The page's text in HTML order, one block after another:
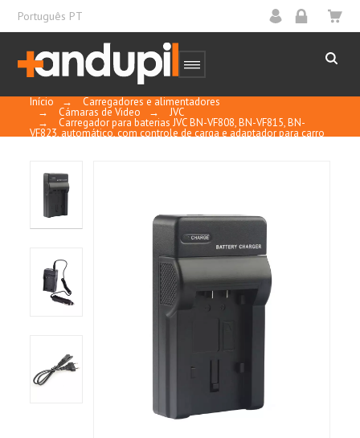
Português PT
Início → Carregadores e alimentadores
→ Cámaras de Video → JVC
→ Carregador para baterias JVC BN-VF808, BN-VF815, BN-
VF823, automático, com controle de carga e adaptador para carro